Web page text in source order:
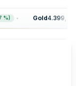
Gold4.399,70